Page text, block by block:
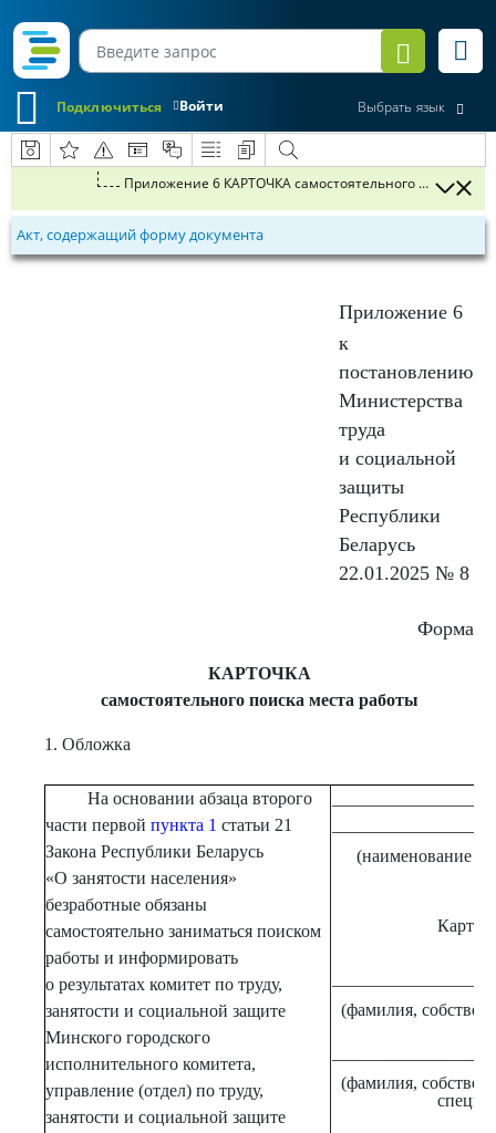
Войти
Подключиться Выбрать язык
Приложение 6 КАРТОЧКА самостоятельного
Акт, содержащий форму документа
Приложение 6
к
постановлению
Министерства
труда
и социальной
защиты
Республики
Беларусь
22.01.2025 № 8
Форма
КАРТОЧКА
самостоятельного поиска места работы
1. Обложка
На основании абзаца второго
части первойпункта 1 статьи 21
Закона Республики Беларусь
«О занятости населения»
безработные обязаны
самостоятельно заниматься поиском
работы и информировать
о результатах комитет по труду,
занятости и социальной защите
Минского городского
исполнительного комитета,
управление (отдел) по труду,
занятости и социальной защите
(наименование
(фамилия,
(фамилия,